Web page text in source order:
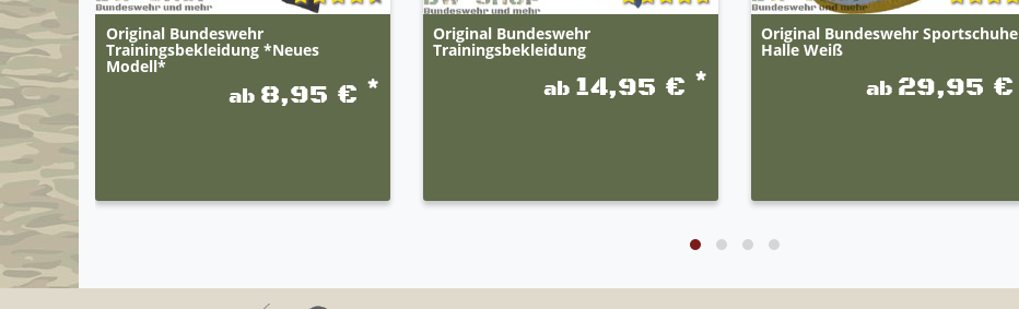
Original Bundeswehr
Trainingsbekleidung *Neues
Modell*
ab 8,95 € *
Original Bundeswehr
Trainingsbekleidung
ab 14,95 € *
Original Bundeswehr Sportschuhe
Halle Weiß
ab 29,95 €